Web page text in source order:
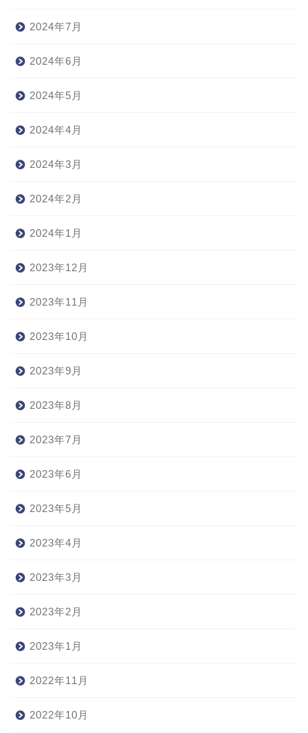
2024年7月
2024年6月
2024年5月
2024年4月
2024年3月
2024年2月
2024年1月
2023年12月
2023年11月
2023年10月
2023年9月
2023年8月
2023年7月
2023年6月
2023年5月
2023年4月
2023年3月
2023年2月
2023年1月
2022年11月
2022年10月